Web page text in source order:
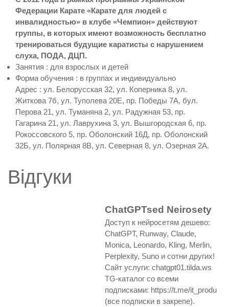
Федерации Карате «Карате для людей с
инвалидностью» в клубе «Чемпион» действуют
группы, в которых имеют возможность бесплатно
тренироваться будущие каратисты с нарушением
слуха, ПОДА, ДЦП.
Занятия : для взрослых и детей
Форма обучения : в группах и индивидуально
Адрес : ул. Белорусская 32, ул. Коперника 8, ул.
Житкова 7б, ул. Туполева 20Е, пр. Победы 7А, бул.
Перова 21, ул. Туманяна 2, ул. Радужная 53, пр.
Гагарина 21, ул. Лаврухина 3, ул. Вышгородская 6, пр.
Рокоссовского 5, пр. Оболонский 16Д, пр. Оболонский
32Б, ул. Полярная 8В, ул. Северная 8, ул. Озерная 2А.
Відгуки
ChatGPTsed Neirosety
Доступ к нейросетям дешево:
ChatGPT, Runway, Claude,
Monica, Leonardo, Kling, Merlin,
Perplexity, Suno и сотни других!
Сайт услуги: chatgpt01.tilda.ws
TG-каталог со всеми
подписками: https://t.me/it_produ
(все подписки в закрепе).